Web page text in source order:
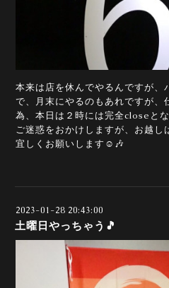
本来は店を休んでやるんですが、
で、月末にやるのもあれですが、
為、本日は２時には完全closeとな
ご迷惑をおかけしますが、お越し
宜しくお願いします☺️🎶
2023-01-28 20:43:00
土曜日やっちゃう🎵